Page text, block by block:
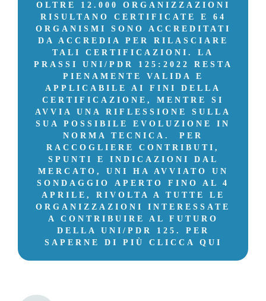
OLTRE 12.000 ORGANIZZAZIONI
RISULTANO CERTIFICATE E 64
ORGANISMI SONO ACCREDITATI
DA ACCREDIA PER RILASCIARE
TALI CERTIFICAZIONI. LA
PRASSI UNI/PDR 125:2022 RESTA
PIENAMENTE VALIDA E
APPLICABILE AI FINI DELLA
CERTIFICAZIONE, MENTRE SI
AVVIA UNA RIFLESSIONE SULLA
SUA POSSIBILE EVOLUZIONE IN
NORMA TECNICA. PER
RACCOGLIERE CONTRIBUTI,
SPUNTI E INDICAZIONI DAL
MERCATO, UNI HA AVVIATO UN
SONDAGGIO APERTO FINO AL 4
APRILE, RIVOLTA A TUTTE LE
ORGANIZZAZIONI INTERESSATE
A CONTRIBUIRE AL FUTURO
DELLA UNI/PDR 125. PER
SAPERNE DI PIÙ CLICCA QUI